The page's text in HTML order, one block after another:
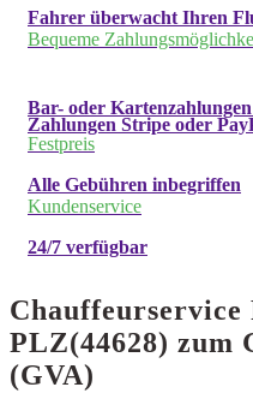
Fahrer überwacht Ihren
Bequeme
Bar- oder
Zahlungen Stripe oder
Festpreis
Alle Gebühren inbegriffen
Kundenservice
24/7 verfügbar
Chauffeurservice
PLZ(44628) zum
(GVA)